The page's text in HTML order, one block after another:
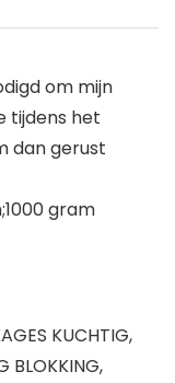
om mijn
tijdens het
dan gerust
gram
KUCHTIG,
BLOKKING,